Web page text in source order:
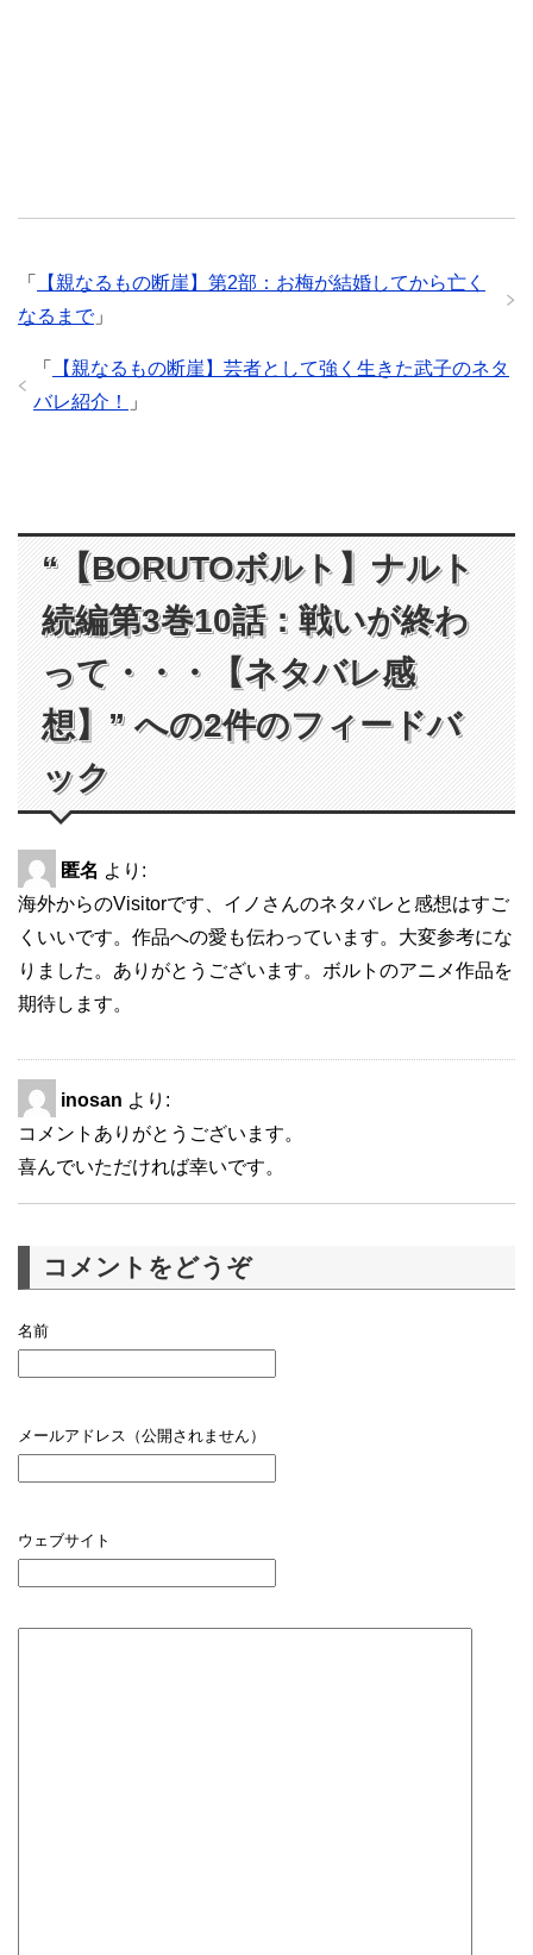
「
【親なるもの断崖】第2部：お梅が結婚してから亡く
なるまで」
「
【親なるもの断崖】芸者として強く生きた武子のネタ
バレ紹介！
」
“【BORUTOボルト】ナルト
続編第3巻10話：戦いが終わ
って・・・【ネタバレ感
想】” への2件のフィードバ
ック
匿名 より:
海外からのVisitorです、イノさんのネタバレと感想はすご
くいいです。作品への愛も伝わっています。大変参考にな
りました。ありがとうございます。ボルトのアニメ作品を
期待します。
inosan より:
コメントありがとうございます。
喜んでいただければ幸いです。
コメントをどうぞ
名前
メールアドレス（公開されません）
ウェブサイト